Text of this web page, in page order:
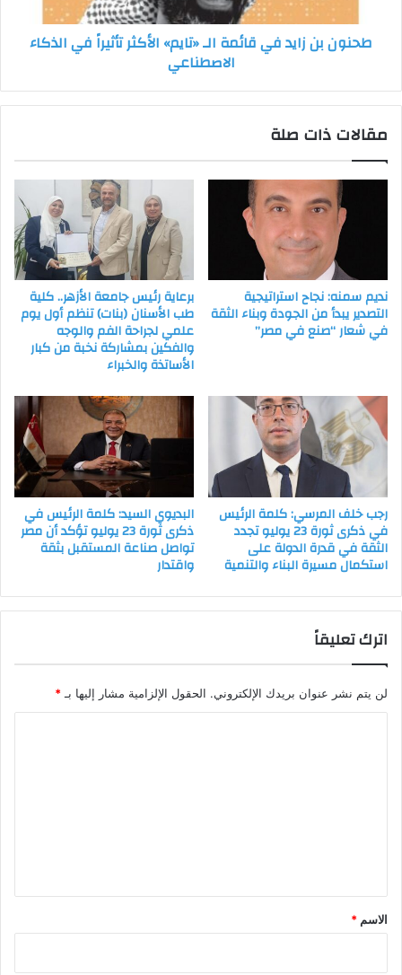
طحنون بن زايد في قائمة الـ «تايم» الأكثر تأثيراً في الذكاء
الاصطناعي
مقالات ذات صلة
نديم سمنه: نجاح استراتيجية
التصدير يبدأ من الجودة وبناء الثقة
في شعار “صنع في مصر”
برعاية رئيس جامعة الأزهر.. كلية
طب الأسنان (بنات) تنظم أول يوم
علمي لجراحة الفم والوجه
والفكين بمشاركة نخبة من كبار
الأساتذة والخبراء
رجب خلف المرسي: كلمة الرئيس
في ذكرى ثورة 23 يوليو تجدد
الثقة في قدرة الدولة على
استكمال مسيرة البناء والتنمية
البديوي السيد: كلمة الرئيس في
ذكرى ثورة 23 يوليو تؤكد أن مصر
تواصل صناعة المستقبل بثقة
واقتدار
اترك تعليقاً
لن يتم نشر عنوان بريدك الإلكتروني. الحقول الإلزامية مشار إليها بـ*
*
الاسم *